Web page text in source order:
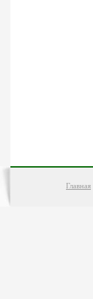
Главная